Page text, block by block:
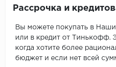
Рассрочка и
Вы можете покупать в
или в кредит от Тинькофф.
когда хотите более
бюджет и если нет всей